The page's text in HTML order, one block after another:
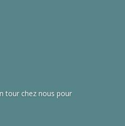
tour chez nous pour